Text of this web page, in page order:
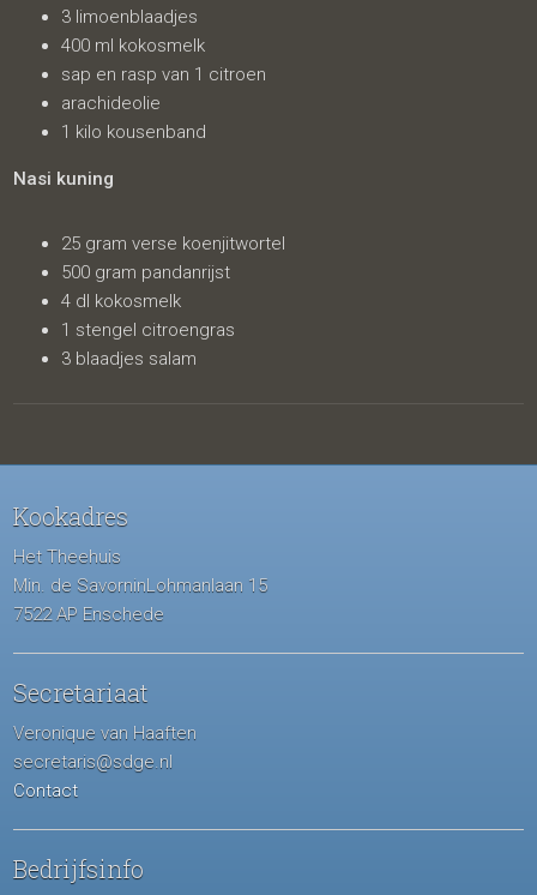
3 limoenblaadjes
400 ml kokosmelk
sap en rasp van 1 citroen
arachideolie
1 kilo kousenband
Nasi kuning
25 gram verse koenjitwortel
500 gram pandanrijst
4 dl kokosmelk
1 stengel citroengras
3 blaadjes salam
Kookadres
Het Theehuis
Min. de SavorninLohmanlaan 15
7522 AP Enschede
Secretariaat
Veronique van Haaften
secretaris@sdge.nl
Contact
Bedrijfsinfo